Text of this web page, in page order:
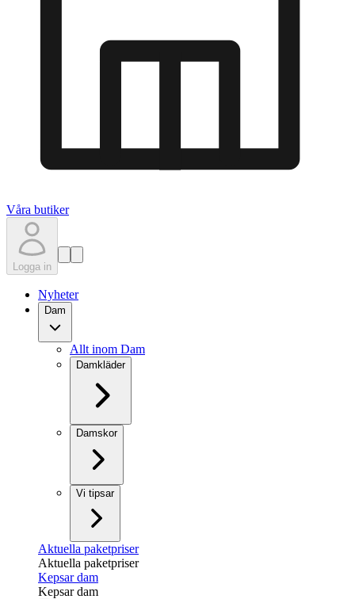
Våra butiker
Logga in
Nyheter
Dam
Allt inom Dam
Damkläder
Damskor
Vi tipsar
Aktuella paketpriser
Aktuella paketpriser
Kepsar dam
Kepsar dam